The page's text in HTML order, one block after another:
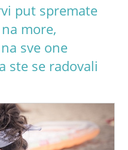
put spremate
more,
sve one
ste se radovali